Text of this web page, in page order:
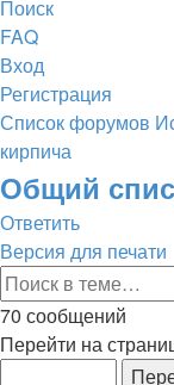
Поиск
FAQ
Вход
Регистрация
Список форумов
кирпича
Поиск
Общий
Ответить
Версия для печати
70 сообщений
Страница
Перейти на